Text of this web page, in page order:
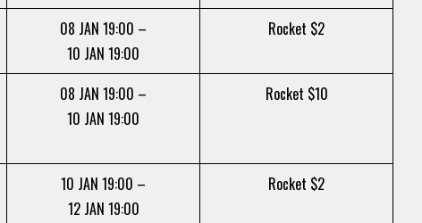
08 JAN 19:00 –
10 JAN 19:00
Rocket $2
08 JAN 19:00 –
10 JAN 19:00
Rocket $10
10 JAN 19:00 –
12 JAN 19:00
Rocket $2